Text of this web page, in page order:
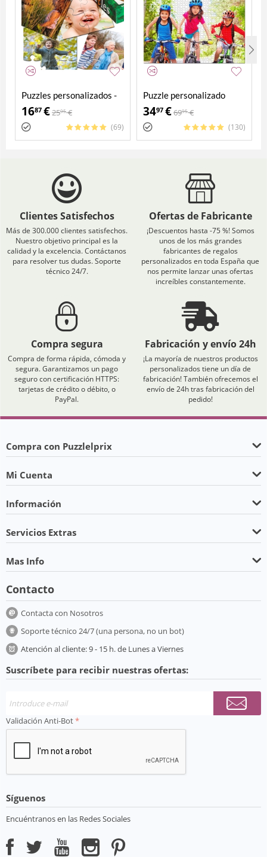
Puzzles personalizados -
Pack 4 en 1
1687 €2595 €
(69)
Puzzle personalizado
2000 piezas
3497 €6995 €
(130)
Clientes Satisfechos
Más de 300.000 clientes satisfechos.
Nuestro objetivo principal es la
calidad y la excelencia. Contáctanos
para resolver tus dudas. Soporte
técnico 24/7.
Ofertas de Fabricante
¡Descuentos hasta -75 %! Somos
unos de los más grandes
fabricantes de regalos
personalizados en toda España que
nos permite lanzar unas ofertas
increíbles constantemente.
Compra segura
Compra de forma rápida, cómoda y
segura. Garantizamos un pago
seguro con certificación HTTPS:
tarjetas de crédito o débito, o
PayPal.
Fabricación y envío 24h
¡La mayoría de nuestros productos
personalizados tiene un día de
fabricación! También ofrecemos el
envío de 24h tras fabricación del
pedido!
Compra con Puzzlelprix
Mi Cuenta
Información
Servicios Extras
Mas Info
Contacto
Contacta con Nosotros
Soporte técnico 24/7 (una persona, no un bot)
Atención al cliente: 9 - 15 h. de Lunes a Viernes
Suscríbete para recibir nuestras ofertas:
Validación Anti-Bot
Síguenos
Encuéntranos en las Redes Sociales